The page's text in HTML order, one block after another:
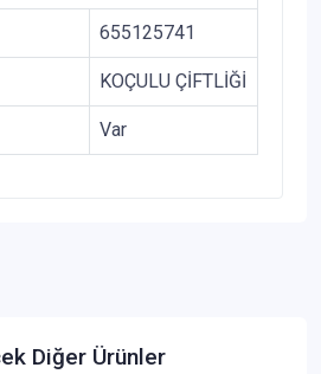
655125741
KOÇULU ÇİFTLİĞİ
Var
Diğer Ürünler